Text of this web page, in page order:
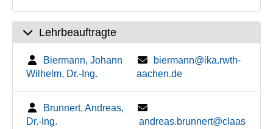
Lehrbeauftragte
Biermann, Johann
Wilhelm, Dr.-Ing.
biermann@ika.rwth-
aachen.de
Brunnert, Andreas,
Dr.-Ing.
andreas.brunnert@claas